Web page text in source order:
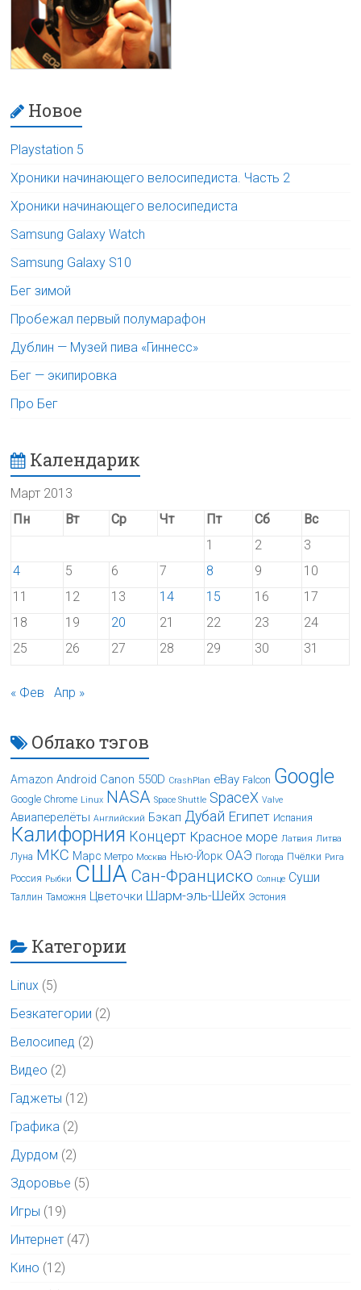
Новое
Playstation 5
Хроники начинающего велосипедиста. Часть 2
Хроники начинающего велосипедиста
Samsung Galaxy Watch
Samsung Galaxy S10
Бег зимой
Пробежал первый полумарафон
Дублин — Музей пива «Гиннесс»
Бег — экипировка
Про Бег
Календарик
Март 2013
Пн
Вт Ср Чт Пт Сб
Вс
1
2
3
4
5 6 7 8 9
10
11
12 13 14 15 16
17
18
19 20 21 22 23
24
25
26 27 28 29 30 31
« Фев Апр »
Облако тэгов
Amazon Android Canon 550D CrashPlan eBay Falcon Google
Google Chrome Linux NASA Space Shuttle SpaceX Valve
Авиаперелёты Английский Бэкап Дубай Египет Испания
Калифорния Концерт Красное море Латвия Литва
Луна МКС Марс Метро Москва Нью-Йорк ОАЭ Погода Пчёлки Рига
Россия Рыбки США Сан-Франциско Солнце Суши
Таллин Таможня Цветочки Шарм-эль-Шейх Эстония
Категории
Linux (5)
Безкатегории (2)
Велосипед (2)
Видео (2)
Гаджеты (12)
Графика (2)
Дурдом (2)
Здоровье (5)
Игры (19)
Интернет (47)
Кино (12)